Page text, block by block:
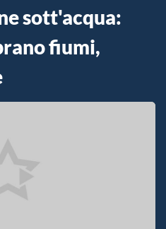
sott'acqua:
fiumi,